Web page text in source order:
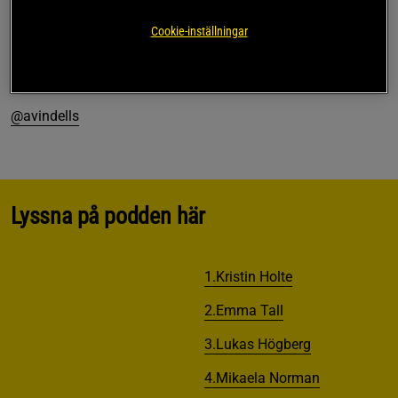
crossfit. Han har även en svår fäbless för skräpmat bredvid
@avindells
Lyssna på podden här
1.Kristin Holte
2.Emma Tall
3.Lukas Högberg
4.Mikaela Norman
Cookie-inställningar